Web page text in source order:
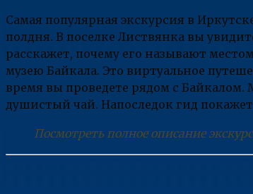
Самая популярная экскурсия в
полдня. В поселке Листвянка вы
расскажет, почему его называют
музею Байкала. Это виртуальное
время вы проведете рядом с
душистый чай. Напоследок гид
Посмотреть полное описание